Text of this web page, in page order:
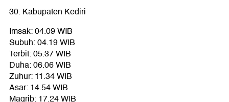
30. Kabupaten Kediri
Imsak: 04.09 WIB
Subuh: 04.19 WIB
Terbit: 05.37 WIB
Duha: 06.06 WIB
Zuhur: 11.34 WIB
Asar: 14.54 WIB
Magrib: 17.24 WIB